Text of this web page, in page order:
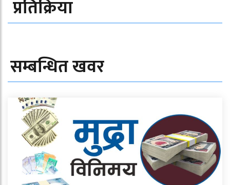
प्रतिक्रिया
सम्बन्धित खवर